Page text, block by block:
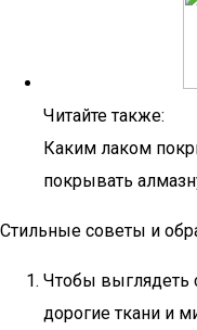
Читайте также:
Каким лаком
покрывать
Стильные советы и
Чтобы выглядеть
дорогие ткани и